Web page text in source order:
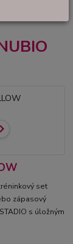
set
zápasový
s úložným